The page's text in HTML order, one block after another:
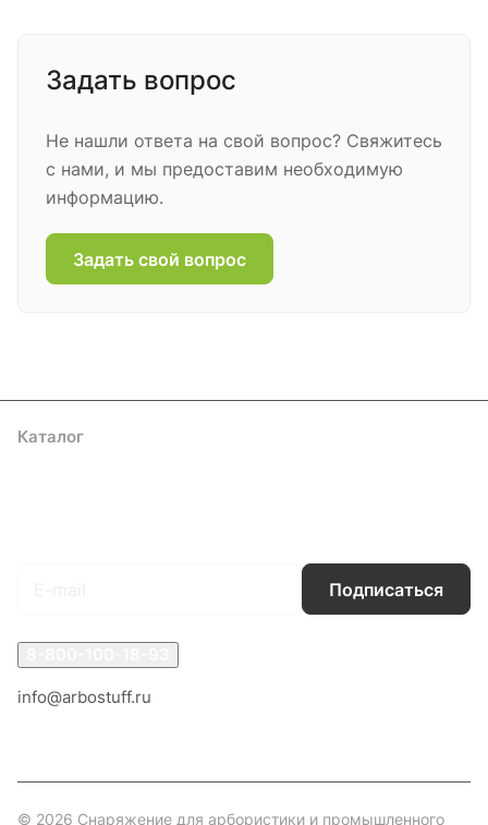
Задать вопрос
Не нашли ответа на свой вопрос? Свяжитесь
с нами, и мы предоставим необходимую
информацию.
Задать свой вопрос
Каталог
Подписаться
info@arbostuff.ru
© 2026 Снаряжение для арбористики и промышленного